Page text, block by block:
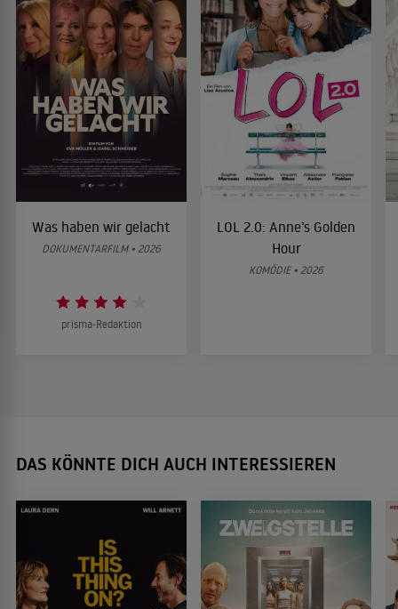
Was haben wir gelacht
DOKUMENTARFILM • 2026
prisma-Redaktion
LOL 2.0: Anne’s Golden
Hour
KOMÖDIE • 2026
DAS KÖNNTE DICH AUCH INTERESSIEREN